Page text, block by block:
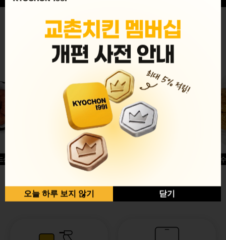
MENU
글윙
반반순살[레드+허니]
허니옥
오늘 하루 보지 않기 닫기